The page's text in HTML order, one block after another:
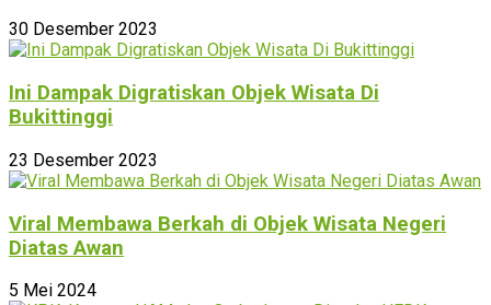
30 Desember 2023
Ini Dampak Digratiskan Objek Wisata Di
Bukittinggi
23 Desember 2023
Viral Membawa Berkah di Objek Wisata Negeri
Diatas Awan
5 Mei 2024